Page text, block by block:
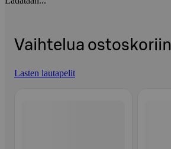
Vaihtelua ostoskoriin
Lasten lautapelit